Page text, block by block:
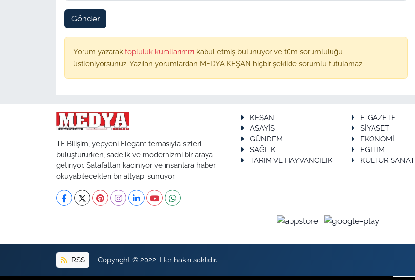
Gönder
Yorum yazarak topluluk kurallarımızı kabul etmiş bulunuyor ve tüm sorumluluğu
üstleniyorsunuz. Yazılan yorumlardan MEDYA KEŞAN hiçbir şekilde sorumlu tutulamaz.
TE Bilişim, yepyeni Elegant temasıyla sizleri
buluştururken, sadelik ve modernizmi bir araya
getiriyor. Şatafattan kaçınıyor ve insanlara haber
okuyabilecekleri bir altyapı sunuyor.
KEŞAN
E-GAZETE
ASAYİŞ
SİYASET
GÜNDEM
EKONOMİ
SAĞLIK
EĞİTİM
TARIM VE HAYVANCILIK
KÜLTÜR SANAT
RSS Copyright © 2022. Her hakkı saklıdır.